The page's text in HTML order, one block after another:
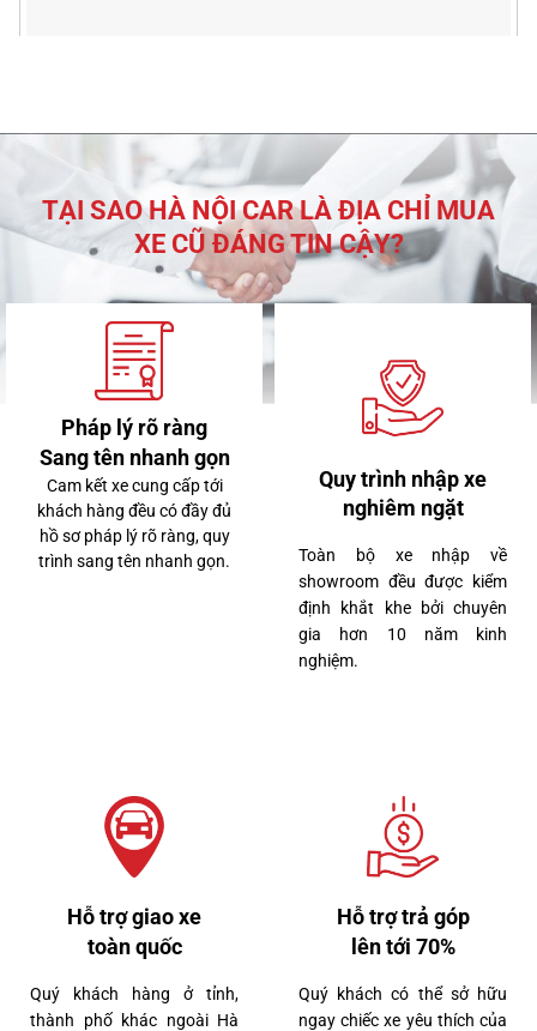
3 tỷ 260 triệu
7 tỷ 650 triệu
TẠI SAO HÀ NỘI CAR LÀ ĐỊA CHỈ MUA
XE CŨ ĐÁNG TIN CẬY?
Pháp lý rõ ràng
Sang tên nhanh gọn
Cam kết xe cung cấp tới
khách hàng đều có đầy đủ
hồ sơ pháp lý rõ ràng, quy
trình sang tên nhanh gọn.
Quy trình nhập xe
nghiêm ngặt
Toàn bộ xe nhập về
showroom đều được kiểm
định khắt khe bởi chuyên
gia hơn 10 năm kinh
nghiệm.
Hỗ trợ giao xe
toàn quốc
Quý khách hàng ở tỉnh,
thành phố khác ngoài Hà
Hỗ trợ trả góp
lên tới 70%
Quý khách có thể sở hữu
ngay chiếc xe yêu thích của